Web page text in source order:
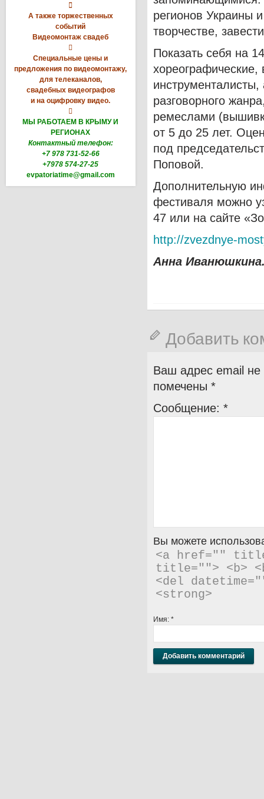

А также торжественных
событий
Видеомонтаж свадеб

Специальные цены и
предложения по видеомонтажу,
для телеканалов,
свадебных видеографов
и на оцифровку видео.

МЫ РАБОТАЕМ В КРЫМУ И
РЕГИОНАХ
Контактный телефон:
+7 978 731-52-66
+7978 574-27-25
evpatoriatime@gmail.com
регионов Украины
творчестве,
Показать себя на
инструменталисты,
разговорного
ремеслами
от 5 до 25 лет.
под
Поповой.
Дополнительную
фестиваля можно
47 или на сайте
http://zvezdnye-
Анна
Добавить
Ваш адрес email не
помечены *
Сообщение: *
Вы можете
<a href=""
title=""> <b>
<del
<strong>
Имя: *